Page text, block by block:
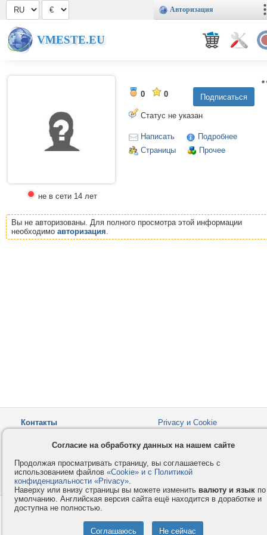
Авторизация
VMESTE.EU
не в сети 14 лет
0 0
Статус не указан
Написать
Подробнее
Страницы
Прочее
Вы не авторизованы. Для полного просмотра этой информации
необходимо авторизация.
Контакты
Privacy и Cookie
Как оплатить
Форумы
© 2008-2026VMESTE.EU
Согласие на обработку данных на нашем сайте
Продолжая просматривать страницу, вы соглашаетесь с
использованием файлов «Cookie» и с Политикой
конфиденциальности «Privacy».
Наверху или внизу страницы вы можете изменить валюту и язык по
умолчанию. Английская версия сайта ещё находится в доработке и
доступна не полностью.